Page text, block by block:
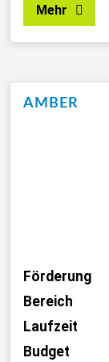
Mehr
AMBER
Förderung
Bereich
Laufzeit
Budget